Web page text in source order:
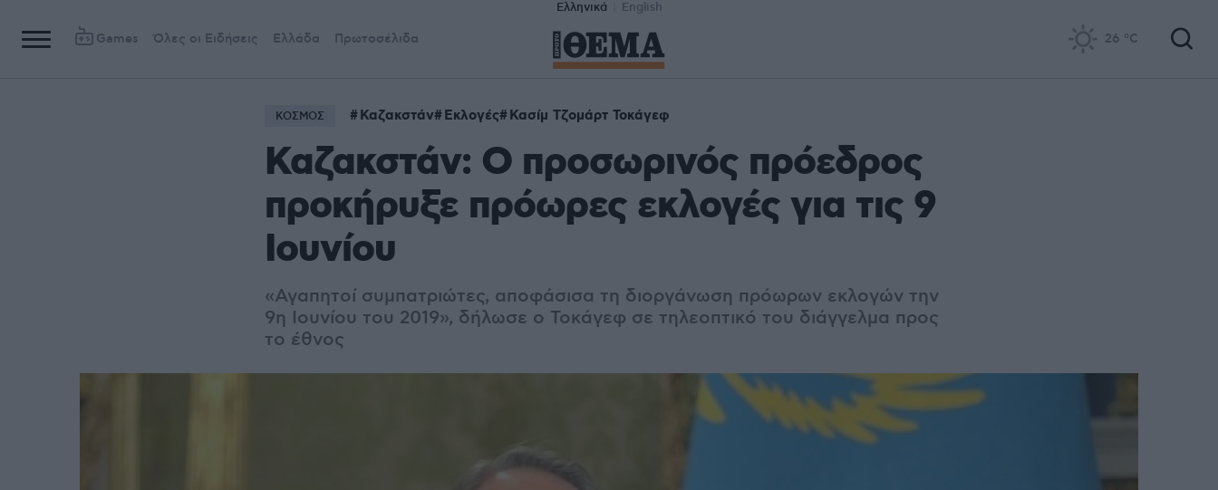
Ελληνικά English
Games Όλες οι Ειδήσεις Ελλάδα Πρωτοσέλιδα 26 °C
ΚΟΣΜΟΣ Καζακστάν Εκλογές Κασίμ Τζομάρτ Τοκάγεφ
Καζακστάν: Ο προσωρινός πρόεδρος
προκήρυξε πρόωρες εκλογές για τις 9
Ιουνίου
«Αγαπητοί συμπατριώτες, αποφάσισα τη διοργάνωση πρόωρων εκλογών την
9η Ιουνίου του 2019», δήλωσε ο Τοκάγεφ σε τηλεοπτικό του διάγγελμα προς
το έθνος